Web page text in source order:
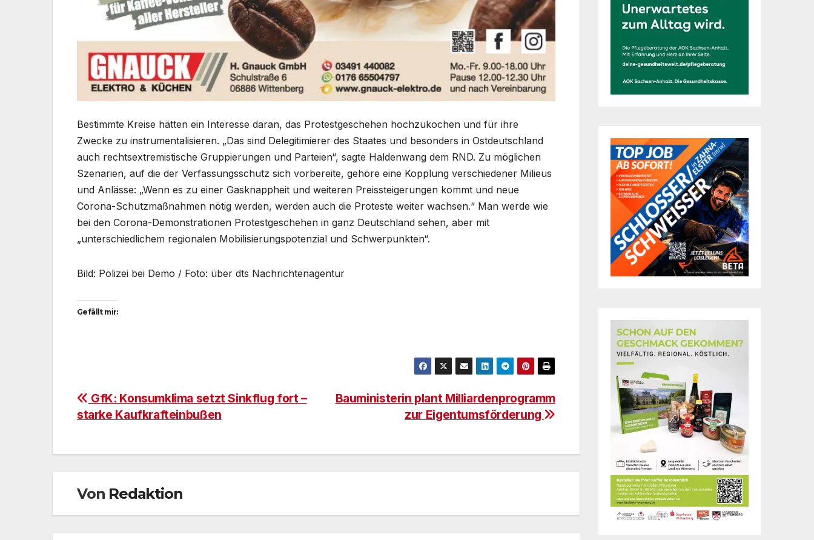
Bestimmte Kreise hätten ein Interesse daran, das Protestgeschehen hochzukochen und für ihre
Zwecke zu instrumentalisieren. „Das sind Delegitimierer des Staates und besonders in Ostdeutschland
auch rechtsextremistische Gruppierungen und Parteien“, sagte Haldenwang dem RND. Zu möglichen
Szenarien, auf die der Verfassungsschutz sich vorbereite, gehöre eine Kopplung verschiedener Milieus
und Anlässe: „Wenn es zu einer Gasknappheit und weiteren Preissteigerungen kommt und neue
Corona-Schutzmaßnahmen nötig werden, werden auch die Proteste weiter wachsen.“ Man werde wie
bei den Corona-Demonstrationen Protestgeschehen in ganz Deutschland sehen, aber mit
„unterschiedlichem regionalen Mobilisierungspotenzial und Schwerpunkten“.
Bild: Polizei bei Demo / Foto: über dts Nachrichtenagentur
Gefällt mir:
Beitragsnavigation
Bauministerin plant Milliardenprogramm
zur Eigentumsförderung
GfK: Konsumklima setzt Sinkflug fort –
starke Kaufkrafteinbußen
Von Redaktion